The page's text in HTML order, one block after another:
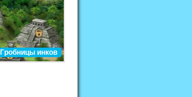
Гробницы инков